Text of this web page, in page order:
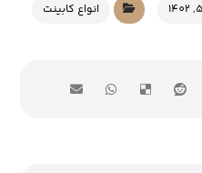
انواع کابینت